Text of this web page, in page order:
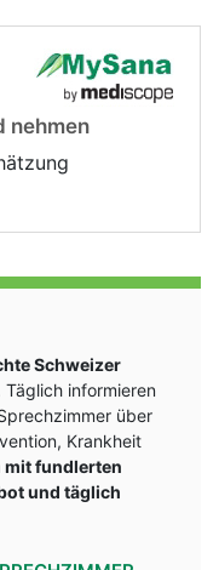
nehmen
Schweizer
Täglich informieren
über
Krankheit
mit fundlerten
und täglich